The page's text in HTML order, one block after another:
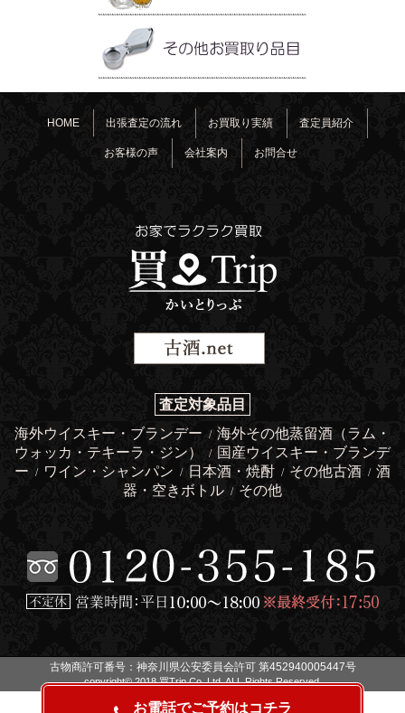
HOME 出張査定の流れ お買取り実績 査定員紹介
お客様の声 会社案内 お問合せ
査定対象品目
海外ウイスキー・ブランデー / 海外その他蒸留酒（ラム・
ウォッカ・テキーラ・ジン）
/ 国産ウイスキー・ブランデ
ー / ワイン・シャンパン / 日本酒・焼酎 / その他古酒 / 酒
器・空きボトル / その他
古物商許可番号：神奈川県公安委員会許可 第452940005447号
copyright© 2018 買Trip Co.,Ltd. ALL Rights Reserved.
お電話でご予約はコチラ